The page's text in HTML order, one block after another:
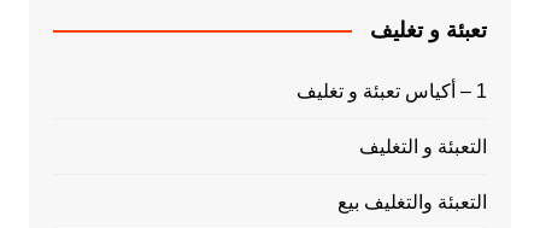
تعبئة و تغليف
1 – أكياس تعبئة و تغليف
التعبئة و التغليف
التعبئة والتغليف بيع